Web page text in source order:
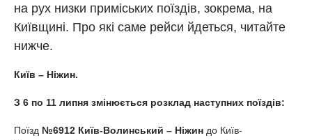
на рух низки приміських поїздів, зокрема, на
Київщині. Про які саме рейси йдеться, читайте
нижче.
Київ – Ніжин.
З 6 по 11 липня змінюється розклад наступних поїздів:
Поїзд №6912 Київ-Волинський – Ніжин до Київ-